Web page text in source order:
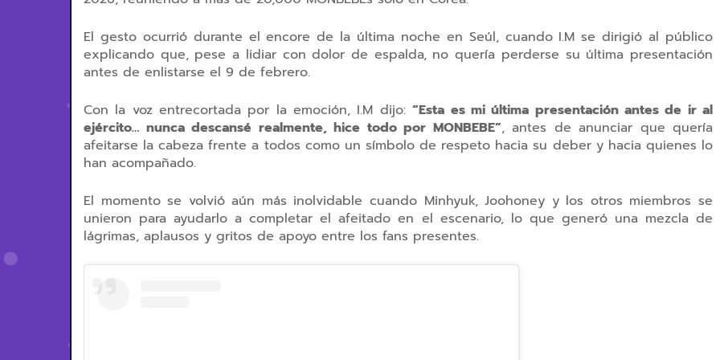
El gesto ocurrió durante elencore de la última noche en Seúl, cuando I.M se dirigió al público
explicando que, pese a lidiar con dolor de espalda, no quería perderse su última presentación
antes de enlistarse el 9 de febrero.
Con la voz entrecortada por la emoción, I.M dijo:“Esta es mi última presentación antes de ir al
ejército… nunca descansé realmente, hice todo por MONBEBE”, antes de anunciar que quería
afeitarse la cabezafrente a todos como un símbolo de respeto hacia su deber y hacia quienes lo
han acompañado.
El momento se volvió aún más inolvidable cuando Minhyuk, Joohoney y los otros miembros se
unieron para ayudarlo a completar el afeitado en el escenario, lo que generó una mezcla de
lágrimas, aplausos y gritos de apoyo entre los fans presentes.